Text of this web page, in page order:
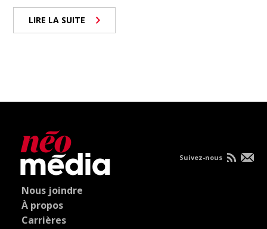
LIRE LA SUITE
Nous joindre
À propos
Carrières
Suivez-nous